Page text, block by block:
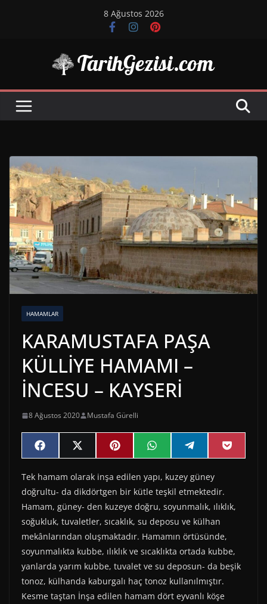
8 Ağustos 2026
HAMAMLAR
KARAMUSTAFA PAŞA
KÜLLİYE HAMAMI –
İNCESU – KAYSERİ
8 Ağustos 2020 Mustafa Gürelli
Share
on
F
a
e
b
o
o
k
Share
on
X
(
w
i
t
t
e
r
)
Share
on
P
i
t
e
r
e
s
t
Share
on
W
h
t
s
A
p
p
Share
on
e
e
g
r
a
m
Share
on
P
o
Tek hamam olarak inşa edilen yapı, kuzey güney
doğrultu- da dikdörtgen bir kütle teşkil etmektedir.
Hamam, güney- den kuzeye doğru, soyunmalık, ılıklık,
soğukluk, tuvaletler, sıcaklık, su deposu ve külhan
mekânlarından oluşmaktadır. Hamamın örtüsünde,
soyunmalıkta kubbe, ılıklık ve sıcaklıkta ortada kubbe,
yanlarda yarım kubbe, tuvalet ve su deposun- da beşik
tonoz, külhanda kaburgalı haç tonoz kullanılmıştır.
Kesme taştan İnşa edilen hamam dört eyvanlı köşe